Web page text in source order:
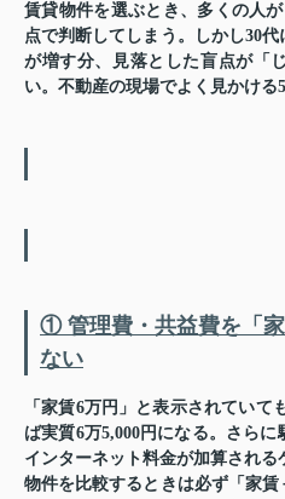
賃貸物件を選ぶとき、多くの人
点で判断してしまう。しかし30
が増す分、見落とした盲点が「
い。不動産の現場でよく見かける
① 管理費・共益費を「
ない
「家賃6万円」と表示されていて
ば実質6万5,000円になる。さら
インターネット料金が加算される
物件を比較するときは必ず「家